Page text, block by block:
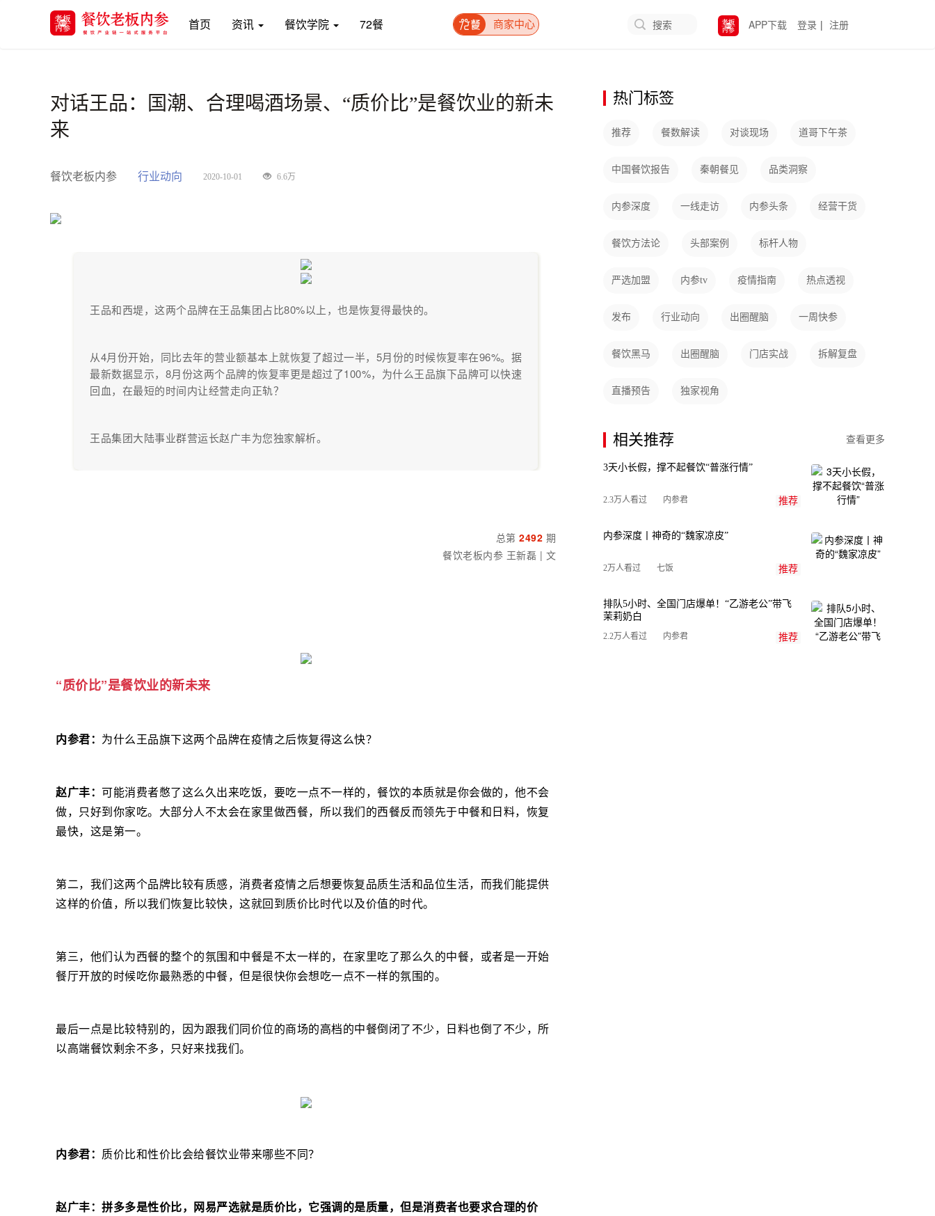
首页 (current)
资讯 餐饮学院 72餐 商家中心 搜索 APP下载 登录 | 注册
对话王品：国潮、合理喝酒场景、“质价比”是餐饮业的新未
来
餐饮老板内参 行业动向 2020-10-01 6.6万
王品和西堤，这两个品牌在王品集团占比80%以上，也是恢复得最快的。
从4月份开始，同比去年的营业额基本上就恢复了超过一半，5月份的时候恢复率在96%。 据
最新数据显示，8月份这两个品牌的恢复率更是超过了100%， 为什么王品旗下品牌可以快速
回血，在最短的时间内让经营走向正轨？
王品集团大陆事业群营运长赵广丰为您独家解析。
总第 2492 期
餐饮老板内参 王新磊 | 文
“质价比”是餐饮业的新未来
内参君： 为什么王品旗下这两个品牌在疫情之后恢复得这么快？
赵广丰： 可能消费者憋了这么久出来吃饭，要吃一点不一样的，餐饮的本质就是你会做的，他不会
做，只好到你家吃。大部分人不太会在家里做西餐，所以我们的西餐反而领先于中餐和日料，恢复
最快，这是第一。
第二，我们这两个品牌比较有质感，消费者疫情之后想要恢复品质生活和品位生活，而我们能提供
这样的价值，所以我们恢复比较快，这就回到质价比时代以及价值的时代。
第三，他们认为西餐的整个的氛围和中餐是不太一样的，在家里吃了那么久的中餐，或者是一开始
餐厅开放的时候吃你最熟悉的中餐，但是很快你会想吃一点不一样的氛围的。
最后一点是比较特别的，因为跟我们同价位的商场的高档的中餐倒闭了不少，日料也倒了不少，所
以高端餐饮剩余不多，只好来找我们。
内参君： 质价比和性价比会给餐饮业带来哪些不同？
赵广丰： 拼多多是性价比，网易严选就是质价比， 它强调的是质量，但是消费者也要求合理的价
热门标签
推荐 餐数解读 对谈现场 道哥下午茶
中国餐饮报告 秦朝餐见 品类洞察
内参深度 一线走访 内参头条 经营干货
餐饮方法论 头部案例 标杆人物
严选加盟 内参tv 疫情指南 热点透视
发布 行业动向 出圈醒脑 一周快参
餐饮黑马 出圈醒脑 门店实战 拆解复盘
直播预告 独家视角
相关推荐 查看更多
3天小长假，撑不起餐饮“普涨行情”
2.3万人看过 内参君 推荐
内参深度丨神奇的“魏家凉皮”
2万人看过 七饭 推荐
排队5小时、全国门店爆单！“乙游老公”带飞
茉莉奶白
2.2万人看过 内参君 推荐